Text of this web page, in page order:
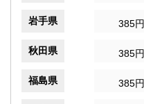
岩手県 385円
秋田県 385円
福島県 385円